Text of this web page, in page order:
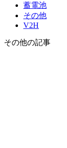
蓄電池
その他
V2H
その他の記事